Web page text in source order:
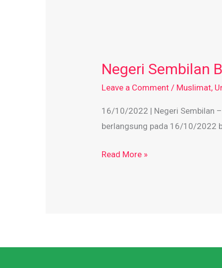
Negeri Sembilan
Leave a Comment / Muslimat,
16/10/2022 | Negeri Sembilan –
berlangsung pada 16/10/2022
Berselawat
2.0
Read More »